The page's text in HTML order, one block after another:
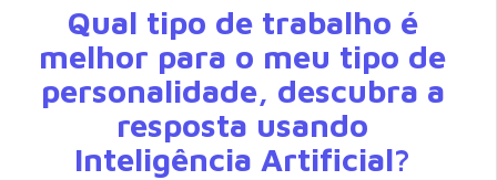
Qual tipo de trabalho é
melhor para o meu tipo de
personalidade, descubra a
resposta usando
Inteligência Artificial?